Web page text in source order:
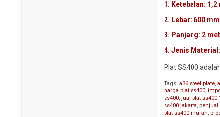
1. Ketebalan: 1,2
2. Lebar: 600
3. Panjang: 2
4.Jenis Material:
Plat SS400
Tags:a36 steel plate,
harga plat ss400,
ss400,jual plat ss400
ss400 jakarta,penjual
plat ss400 murah,